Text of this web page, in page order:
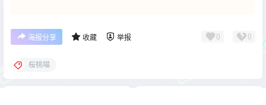
海报分享 收藏 举报 0 0
桜桃喵